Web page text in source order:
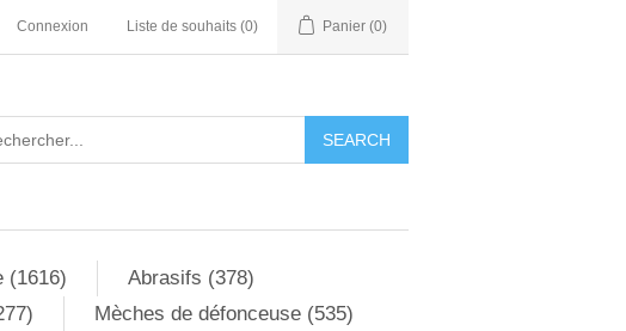
Connexion Liste de souhaits (0) Panier (0)
(1616)
Abrasifs (378)
Mèches de défonceuse (535)